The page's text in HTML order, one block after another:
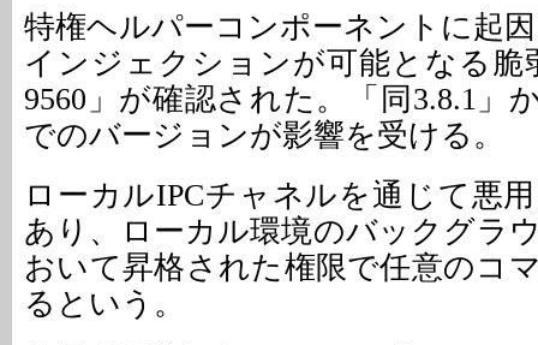
特権ヘルパーコンポーネントに起
インジェクションが可能となる脆
9560」が確認された。「同3.8.1」
でのバージョンが影響を受ける。
ローカルIPCチャネルを通じて悪
あり、ローカル環境のバックグラ
おいて昇格された権限で任意のコ
るという。